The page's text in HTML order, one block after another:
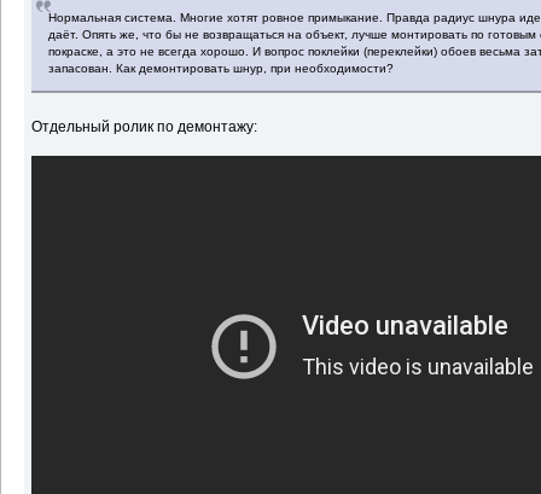
Нормальная система. Многие хотят ровное примыкание. Правда радиус шнура
даёт. Опять же, что бы не возвращаться на объект, лучше монтировать по
покраске, а это не всегда хорошо. И вопрос поклейки (переклейки) обоев весьма
запасован. Как демонтировать шнур, при необходимости?
Отдельный ролик по демонтажу: